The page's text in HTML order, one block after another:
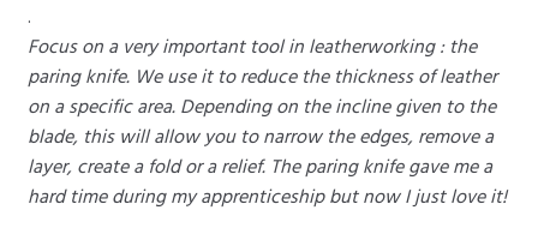
.
Focus on a very important tool in leatherworking : the
paring knife. We use it to reduce the thickness of leather
on a specific area. Depending on the incline given to the
blade, this will allow you to narrow the edges, remove a
layer, create a fold or a relief. The paring knife gave me a
hard time during my apprenticeship but now I just love it!